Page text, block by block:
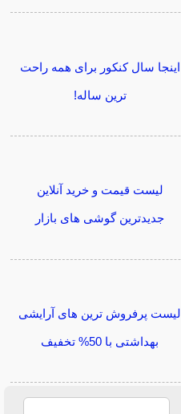
اینجا سال کنکور برای همه راحت
ترین ساله!
لیست قیمت و خرید آنلاین
جدیدترین گوشی های بازار
لیست پرفروش ترین های آرایشی
بهداشتی با 50% تخفیف